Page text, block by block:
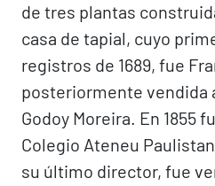
de tres plantas
casa de tapial, cuyo
registros de 1689, fue
posteriormente vendida
Godoy Moreira. En 1855
Colegio Ateneu
su último director, fue